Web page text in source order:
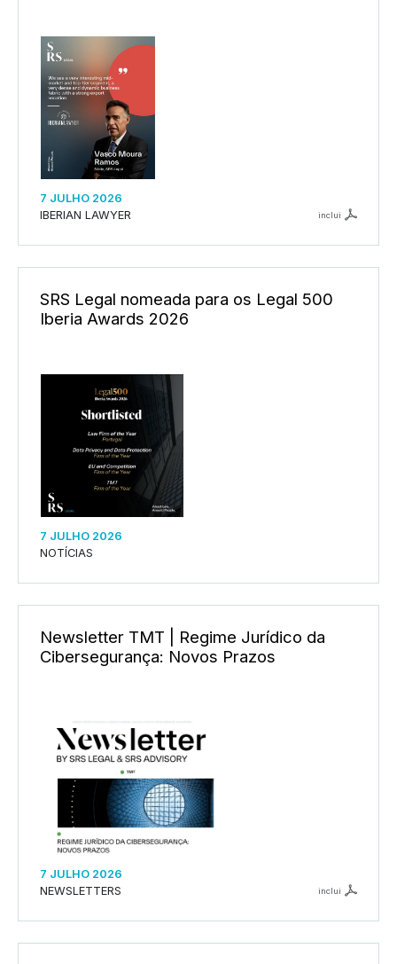
7 JULHO 2026
IBERIAN LAWYER
inclui
SRS Legal nomeada para os Legal 500
Iberia Awards 2026
7 JULHO 2026
NOTÍCIAS
Newsletter TMT | Regime Jurídico da
Cibersegurança: Novos Prazos
7 JULHO 2026
NEWSLETTERS
inclui